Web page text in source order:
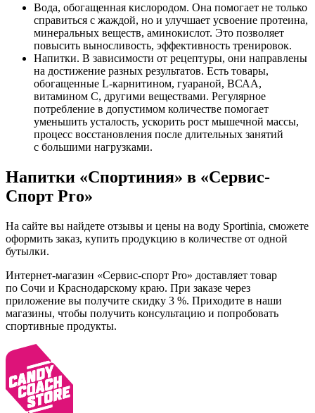
Вода, обогащенная кислородом. Она помогает не только
справиться с жаждой, но и улучшает усвоение протеина,
минеральных веществ, аминокислот. Это позволяет
повысить выносливость, эффективность тренировок.
Напитки. В зависимости от рецептуры, они направлены
на достижение разных результатов. Есть товары,
обогащенные L-карнитином, гуараной, ВСАА,
витамином С, другими веществами. Регулярное
потребление в допустимом количестве помогает
уменьшить усталость, ускорить рост мышечной массы,
процесс восстановления после длительных занятий
с большими нагрузками.
Напитки «Спортиния» в «Сервис-
Спорт Pro»
На сайте вы найдете отзывы и цены на воду Sportinia, сможете
оформить заказ, купить продукцию в количестве от одной
бутылки.
Интернет-магазин «Сервис-спорт Pro» доставляет товар
по Сочи и Краснодарскому краю. При заказе через
приложение вы получите скидку 3 %. Приходите в наши
магазины, чтобы получить консультацию и попробовать
спортивные продукты.